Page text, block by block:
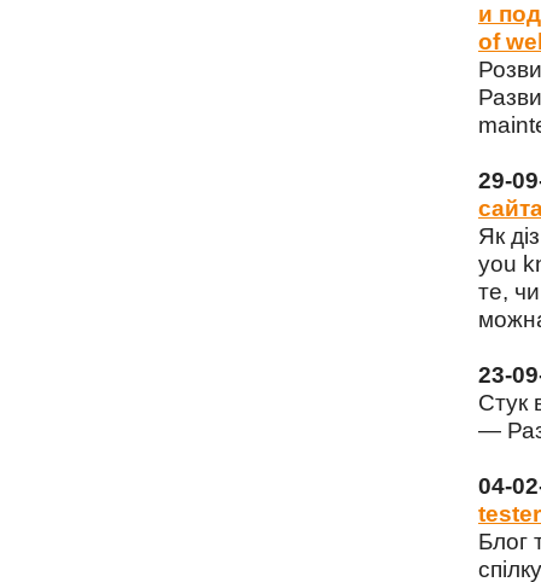
и
of
29-
Як
you
те,
23-
Стук
—
04-
tester
Блог